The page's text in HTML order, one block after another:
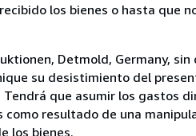
los bienes o hasta que
Detmold, Germany,
su desistimiento del
que asumir los gastos
resultado de una
los bienes.